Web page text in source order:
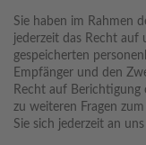
Sie haben im Rahmen
jederzeit das Recht
gespeicherten
Empfänger und den
Recht auf Berichtigung
zu weiteren Fragen
Sie sich jederzeit an